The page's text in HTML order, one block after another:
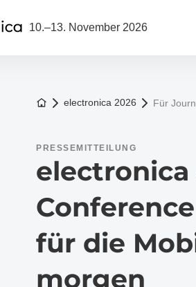
10.–13. November 2026
Zur Startseite
electronica 2026 Für
PRESSEMITTEILUNG
für die
morgen